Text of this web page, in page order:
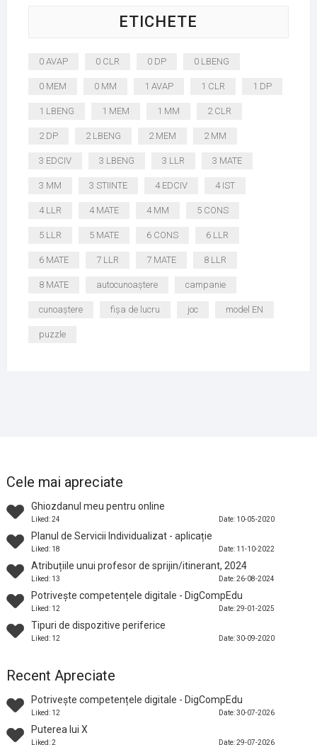
ETICHETE
0 AVAP 0 CLR 0 DP 0 LBENG
0 MEM 0 MM 1 AVAP 1 CLR 1 DP
1 LBENG 1 MEM 1 MM 2 CLR
2 DP 2 LBENG 2 MEM 2 MM
3 EDCIV 3 LBENG 3 LLR 3 MATE
3 MM 3 STIINTE 4 EDCIV 4 IST
4 LLR 4 MATE 4 MM 5 CONS
5 LLR 5 MATE 6 CONS 6 LLR
6 MATE 7 LLR 7 MATE 8 LLR
8 MATE autocunoaștere campanie
cunoaștere fișa de lucru joc model EN
puzzle
Cele mai apreciate
Ghiozdanul meu pentru online
Liked: 24 Date: 10-05-2020
Planul de Servicii Individualizat - aplicație
Liked: 18 Date: 11-10-2022
Atribuțiile unui profesor de sprijin/itinerant, 2024
Liked: 13 Date: 26-08-2024
Potrivește competențele digitale - DigCompEdu
Liked: 12 Date: 29-01-2025
Tipuri de dispozitive periferice
Liked: 12 Date: 30-09-2020
Recent Apreciate
Potrivește competențele digitale - DigCompEdu
Liked: 12 Date: 30-07-2026
Puterea lui X
Liked: 2 Date: 29-07-2026